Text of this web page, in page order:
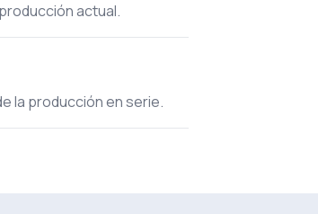
actual.
la producción en serie.